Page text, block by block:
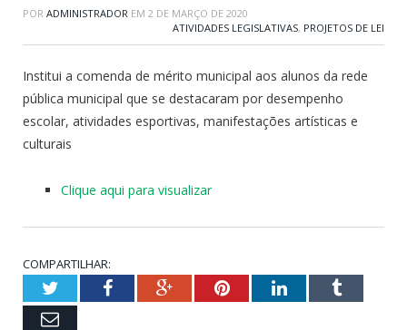
POR ADMINISTRADOR EM 2 DE MARÇO DE 2020
ATIVIDADES LEGISLATIVAS, PROJETOS DE LEI
Institui a comenda de mérito municipal aos alunos da rede
pública municipal que se destacaram por desempenho
escolar, atividades esportivas, manifestações artísticas e
culturais
Clique aqui para visualizar
COMPARTILHAR:
TwitterFacebookGoogle+PinterestLinkedInTumblr
Email